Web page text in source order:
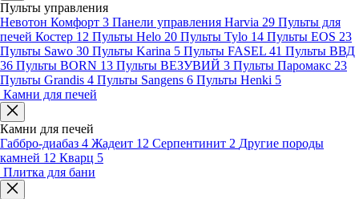
Пульты управления
Невотон Комфорт 3 Панели управления Harvia 29 Пульты для
печей Костер 12 Пульты Helo 20 Пульты Tylo 14 Пульты EOS 23
Пульты Sawo 30 Пульты Karina 5 Пульты FASEL 41 Пульты ВВД
36 Пульты BORN 13 Пульты ВЕЗУВИЙ 3 Пульты Паромакс 23
Пульты Grandis 4 Пульты Sangens 6 Пульты Henki 5
Камни для печей
Камни для печей
Габбро-диабаз 4 Жадеит 12 Серпентинит 2 Другие породы
камней 12 Кварц 5
Плитка для бани